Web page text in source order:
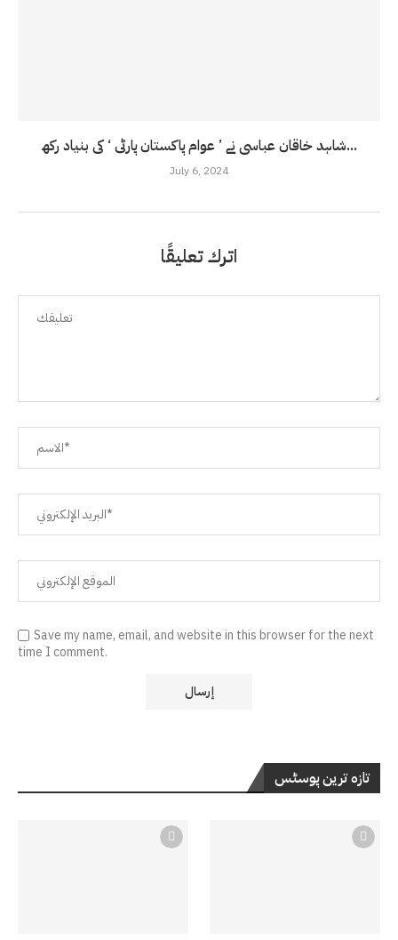
شاہد خاقان عباسی نے ’ عوام پاکستان پارٹی ‘ کی بنیاد رکھ...
July 6, 2024
اترك تعليقًا
Save my name, email, and website in this browser for the next
time I comment.
تازہ ترین پوسٹس